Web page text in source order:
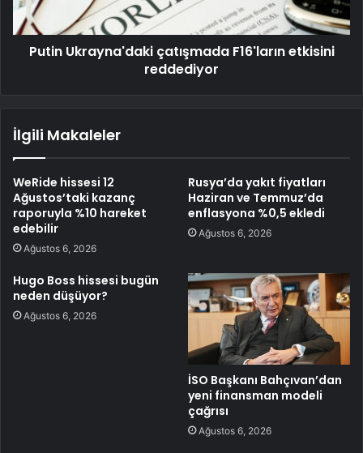
Putin Ukrayna'daki çatışmada F16'ların etkisini
reddediyor
İlgili Makaleler
WeRide hissesi 12
Ağustos’taki kazanç
raporuyla %10 hareket
edebilir
Ağustos 6, 2026
Rusya’da yakıt fiyatları
Haziran ve Temmuz’da
enflasyona %0,5 ekledi
Ağustos 6, 2026
Hugo Boss hissesi bugün
neden düşüyor?
Ağustos 6, 2026
İSO Başkanı Bahçıvan’dan
yeni finansman modeli
çağrısı
Ağustos 6, 2026